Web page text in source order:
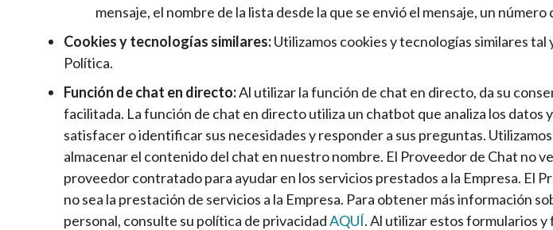
mensaje, el nombre de la lista desde la que se envió el mensaje, un
Cookies y tecnologías similares:Utilizamos cookies y tecnologías similares tal
Política.
Función de chat en directo:Al utilizar la función de chat en directo, da su
facilitada. La función de chat en directo utiliza un chatbot que analiza los
satisfacer o identificar sus necesidades y responder a sus preguntas.
almacenar el contenido del chat en nuestro nombre. El Proveedor de Chat no
proveedor contratado para ayudar en los servicios prestados a la Empresa. El
no sea la prestación de servicios a la Empresa. Para obtener más información
personal, consulte su política de privacidadAQUÍ. Al utilizar estos formularios